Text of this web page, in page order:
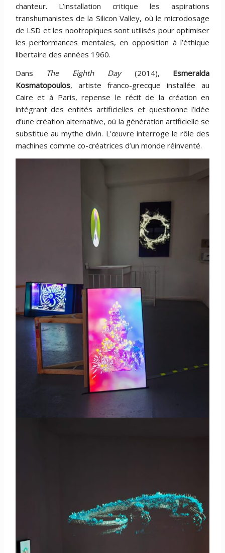
chanteur. L’installation critique les aspirations
transhumanistes de la Silicon Valley, où le microdosage
de LSD et les nootropiques sont utilisés pour optimiser
les performances mentales, en opposition à l’éthique
libertaire des années 1960.
Dans The Eighth Day(2014), Esmeralda
Kosmatopoulos, artiste franco-grecque installée au
Caire et à Paris, repense le récit de la création en
intégrant des entités artificielles et questionne l’idée
d’une création alternative, où la génération artificielle se
substitue au mythe divin. L’œuvre interroge le rôle des
machines comme co-créatrices d’un monde réinventé.